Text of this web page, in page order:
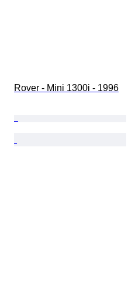
Rover - Mini 1300i - 1996